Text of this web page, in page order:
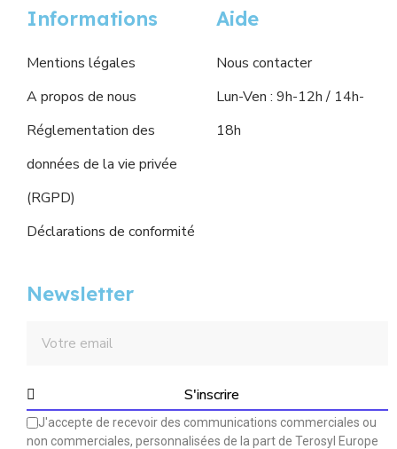
Informations
Mentions légales
A propos de nous
Réglementation des
données de la vie privée
(RGPD)
Déclarations de conformité
Aide
Nous contacter
Lun-Ven : 9h-12h / 14h-
18h
Newsletter
S'inscrire
J'accepte de recevoir des communications commerciales ou
non commerciales, personnalisées de la part de Terosyl Europe